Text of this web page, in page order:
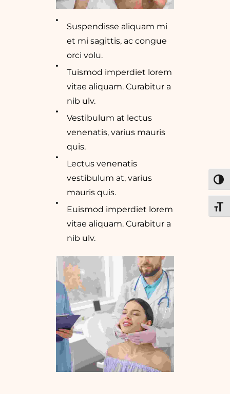
Suspendisse aliquam mi
et mi sagittis, ac congue
orci volu.
Tuismod imperdiet lorem
vitae aliquam. Curabitur a
nib ulv.
Vestibulum at lectus
venenatis, varius mauris
quis.
Lectus venenatis
vestibulum at, varius
mauris quis.
Euismod imperdiet lorem
vitae aliquam. Curabitur a
nib ulv.